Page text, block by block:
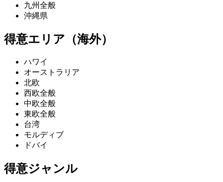
九州全般
沖縄県
得意エリア（海外）
ハワイ
オーストラリア
北欧
西欧全般
中欧全般
東欧全般
台湾
モルディブ
ドバイ
得意ジャンル